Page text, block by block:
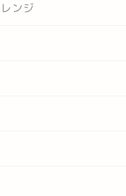
ンジ